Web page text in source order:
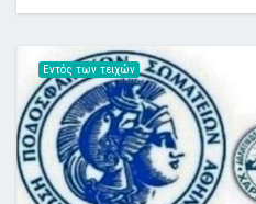
Εντός των τειχών